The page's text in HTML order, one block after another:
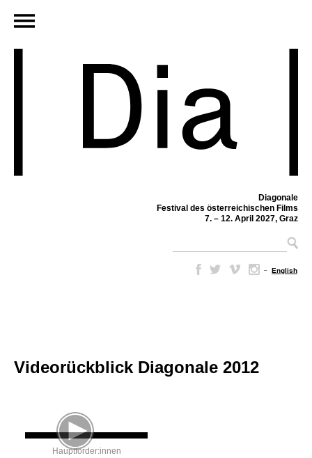
Diagonale
Festival des österreichischen Films
7. – 12. April 2027, Graz
– English
Videorückblick Diagonale 2012
Hauptförder:innen